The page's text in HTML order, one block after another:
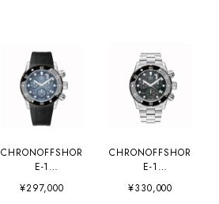
CHRONOFFSHOR
E-1
CHRONOLADY（1
0255-3CA-
¥297,000
CHRONOFFSHOR
E-1
CHRONOLADY（1
0255-3M-
¥330,000